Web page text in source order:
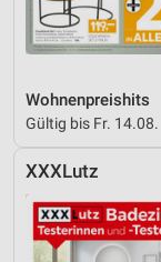
Wohnenpreishits
Gültig bis Fr. 14.08.
XXXLutz